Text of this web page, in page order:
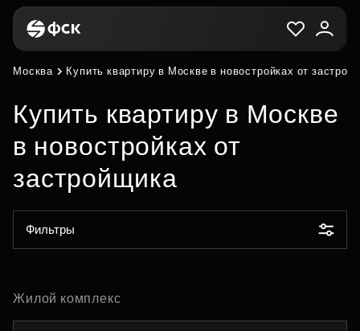
Москва Купить квартиру в Москве в новостройках от
Купить квартиру в Москве
в новостройках от
застройщика
Фильтры
Жилой комплекс